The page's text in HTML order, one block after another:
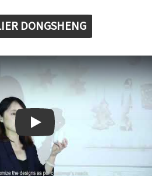
DONGSHENG
Play: Keynote (Google I/O '18)